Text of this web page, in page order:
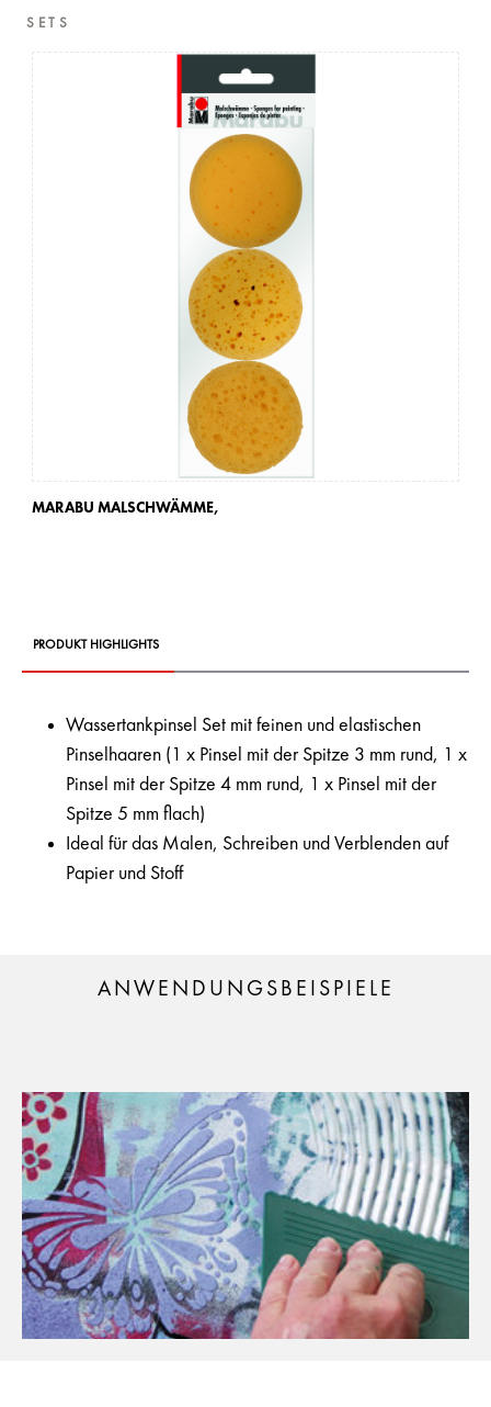
SETS
MARABU MALSCHWÄMME,
PRODUKT HIGHLIGHTS
Wassertankpinsel Set mit feinen und elastischen
Pinselhaaren (1 x Pinsel mit der Spitze 3 mm rund, 1 x
Pinsel mit der Spitze 4 mm rund, 1 x Pinsel mit der
Spitze 5 mm flach)
Ideal für das Malen, Schreiben und Verblenden auf
Papier und Stoff
ANWENDUNGSBEISPIELE